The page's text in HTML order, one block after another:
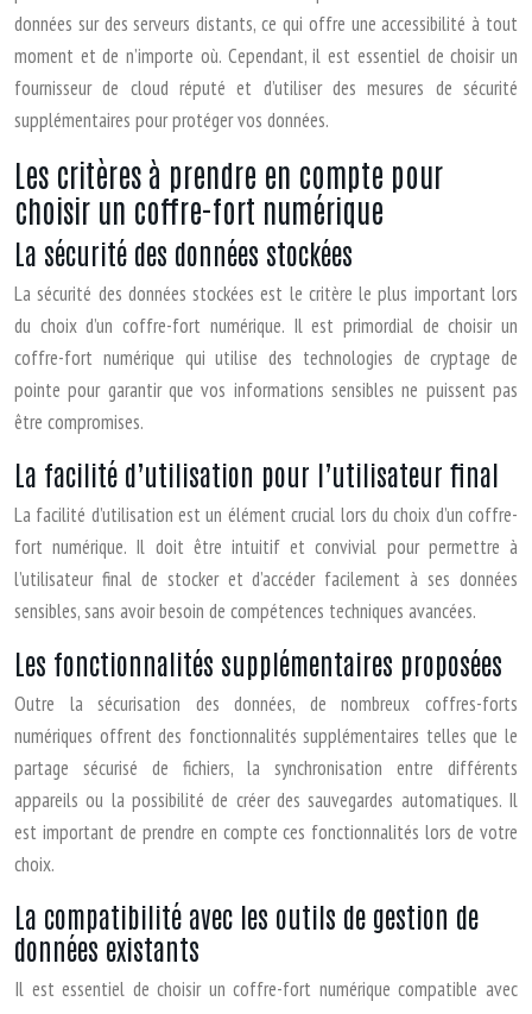
données sur des serveurs distants, ce qui offre une accessibilité à tout
moment et de n’importe où. Cependant, il est essentiel de choisir un
fournisseur de cloud réputé et d’utiliser des mesures de sécurité
supplémentaires pour protéger vos données.
Les critères à prendre en compte pour
choisir un coffre-fort numérique
La sécurité des données stockées
La sécurité des données stockées est le critère le plus important lors
du choix d’un coffre-fort numérique. Il est primordial de choisir un
coffre-fort numérique qui utilise des technologies de cryptage de
pointe pour garantir que vos informations sensibles ne puissent pas
être compromises.
La facilité d’utilisation pour l’utilisateur final
La facilité d’utilisation est un élément crucial lors du choix d’un coffre-
fort numérique. Il doit être intuitif et convivial pour permettre à
l’utilisateur final de stocker et d’accéder facilement à ses données
sensibles, sans avoir besoin de compétences techniques avancées.
Les fonctionnalités supplémentaires proposées
Outre la sécurisation des données, de nombreux coffres-forts
numériques offrent des fonctionnalités supplémentaires telles que le
partage sécurisé de fichiers, la synchronisation entre différents
appareils ou la possibilité de créer des sauvegardes automatiques. Il
est important de prendre en compte ces fonctionnalités lors de votre
choix.
La compatibilité avec les outils de gestion de
données existants
Il est essentiel de choisir un coffre-fort numérique compatible avec